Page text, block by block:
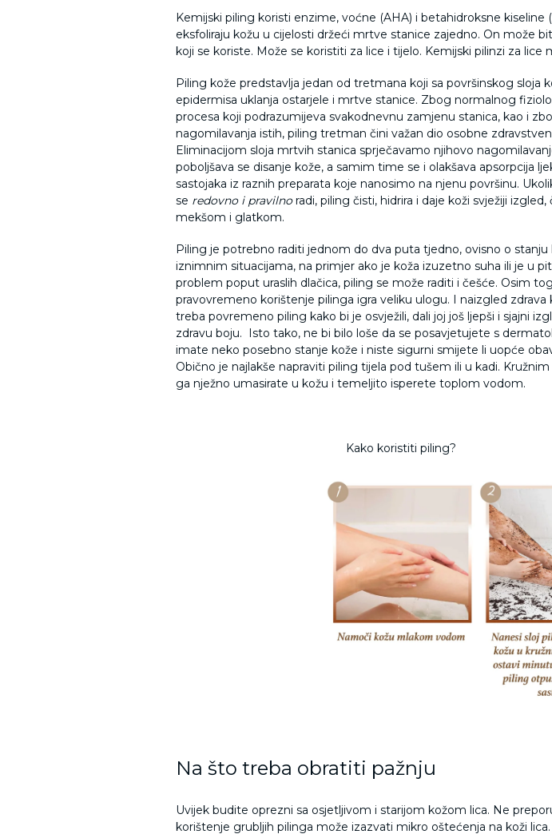
Kemijski piling koristi enzime, voćne (AHA) i betahidroksne kiseline
eksfoliraju kožu u cijelosti držeći mrtve stanice zajedno. On može
koji se koriste. Može se koristiti za lice i tijelo. Kemijski pilinzi za lice
Piling kože predstavlja jedan od tretmana koji sa površinskog sloja
epidermisa uklanja ostarjele i mrtve stanice. Zbog normalnog
procesa koji podrazumijeva svakodnevnu zamjenu stanica, kao i
nagomilavanja istih, piling tretman čini važan dio osobne
Eliminacijom sloja mrtvih stanica sprječavamo njihovo
poboljšava se disanje kože, a samim time se i olakšava apsorpcija
sastojaka iz raznih preparata koje nanosimo na njenu površinu.
se redovno i pravilnoradi, piling čisti, hidrira i daje koži svježiji izgled,
mekšom i glatkom.
Piling je potrebno raditi jednom do dva puta tjedno, ovisno o stanju
iznimnim situacijama, na primjer ako je koža izuzetno suha ili je u
problem poput uraslih dlačica, piling se može raditi i češće. Osim
pravovremeno korištenje pilinga igra veliku ulogu. I naizgled zdrava
treba povremeno piling kako bi je osvježili, dali joj još ljepši i sjajni
zdravu boju.
Isto tako, ne bi bilo loše da se posavjetujete s
imate neko posebno stanje kože i niste sigurni smijete li uopće
Obično je najlakše napraviti piling tijela pod tušem ili u kadi.
ga nježno umasirate u kožu i temeljito isperete toplom vodom.
Kako koristiti piling?
Na što treba obratiti pažnju
Uvijek budite oprezni sa osjetljivom i starijom kožom lica. Ne
korištenje grubljih pilinga može izazvati mikro oštećenja na koži lica.